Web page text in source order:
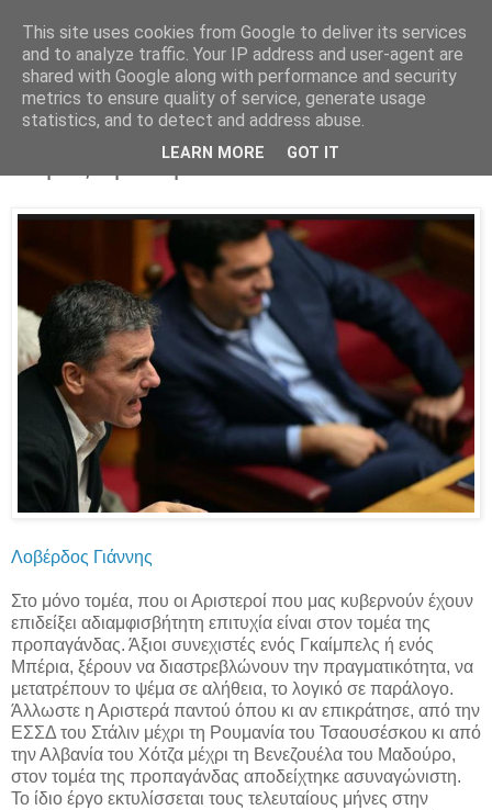
Parakato.gr
Το ψέμα στην υπηρεσία της Πρώτης
Φοράς Αριστερά
Λοβέρδος Γιάννης
Στο μόνο τομέα, που οι Αριστεροί που μας κυβερνούν έχουν
επιδείξει αδιαμφισβήτητη επιτυχία είναι στον τομέα της
προπαγάνδας. Άξιοι συνεχιστές ενός Γκαίμπελς ή ενός
Μπέρια, ξέρουν να διαστρεβλώνουν την πραγματικότητα, να
μετατρέπουν το ψέμα σε αλήθεια, το λογικό σε παράλογο.
Άλλωστε η Αριστερά παντού όπου κι αν επικράτησε, από την
ΕΣΣΔ του Στάλιν μέχρι τη Ρουμανία του Τσαουσέσκου κι από
την Αλβανία του Χότζα μέχρι τη Βενεζουέλα του Μαδούρο,
στον τομέα της προπαγάνδας αποδείχτηκε ασυναγώνιστη.
Το ίδιο έργο εκτυλίσσεται τους τελευταίους μήνες στην
This site uses cookies from Google to deliver its services
and to analyze traffic. Your IP address and user-agent are
shared with Google along with performance and security
metrics to ensure quality of service, generate usage
statistics, and to detect and address abuse.
LEARN MORE GOT IT